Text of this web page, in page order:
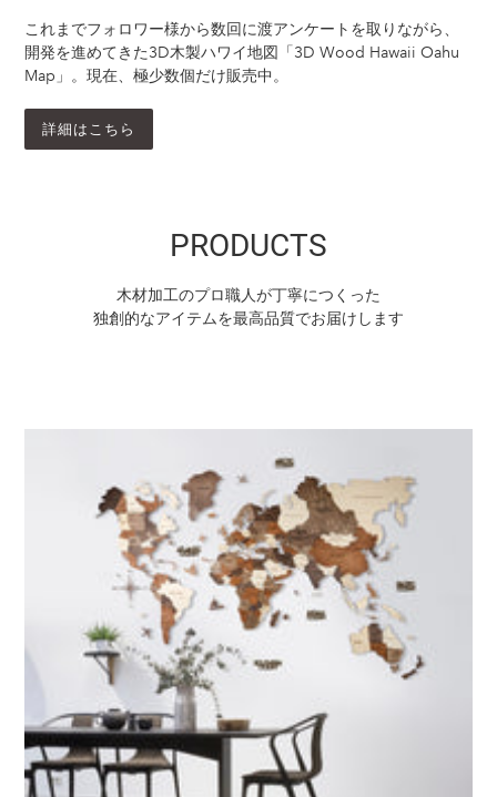
これまでフォロワー様から数回に渡アンケートを取りながら、
開発を進めてきた3D木製ハワイ地図「3D Wood Hawaii Oahu
Map」。現在、極少数個だけ販売中。
詳細はこちら
PRODUCTS
木材加工のプロ職人が丁寧につくった
独創的なアイテムを最高品質でお届けします